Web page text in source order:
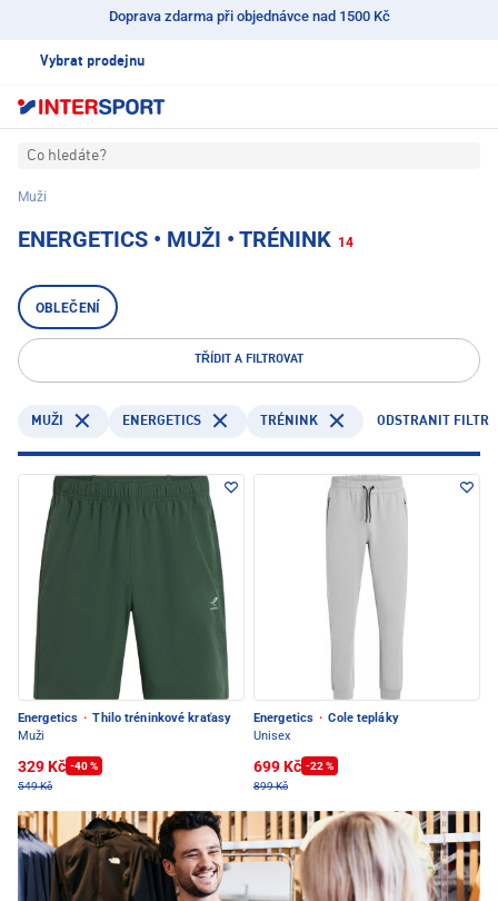
Doprava zdarma při objednávce nad 1500 Kč
Vybrat prodejnu
Co hledáte?
Muži
ENERGETICS • MUŽI • TRÉNINK 14
OBLEČENÍ
TŘÍDIT A FILTROVAT
MUŽI ENERGETICS TRÉNINK ODSTRANIT FILTR
Energetics · Thilo tréninkové kraťasy
Muži
329 Kč -40 %
549 Kč
Energetics · Cole tepláky
Unisex
699 Kč -22 %
899 Kč